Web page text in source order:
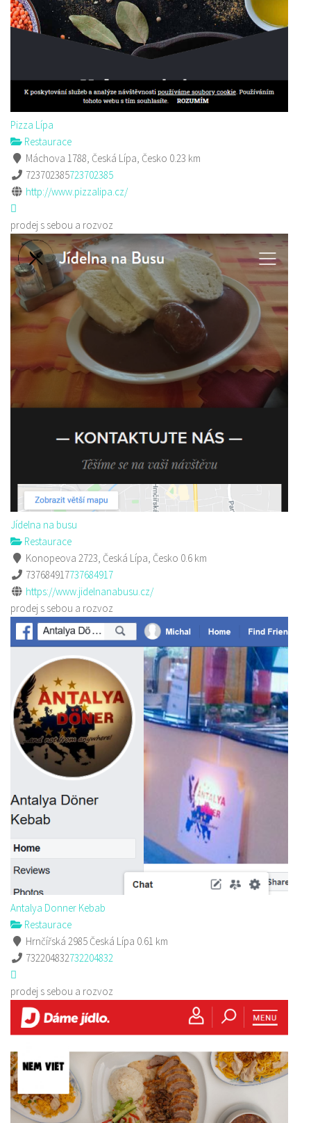
Pizza Lípa
Restaurace
Máchova 1788, Česká Lípa, Česko 0.23 km
723702385723702385
http://www.pizzalipa.cz/
prodej s sebou a rozvoz
Jídelna na busu
Restaurace
Konopeova 2723, Česká Lípa, Česko 0.6 km
737684917737684917
https://www.jidelnanabusu.cz/
prodej s sebou a rozvoz
Antalya Donner Kebab
Restaurace
Hrnčířská 2985 Česká Lípa 0.61 km
732204832732204832
prodej s sebou a rozvoz